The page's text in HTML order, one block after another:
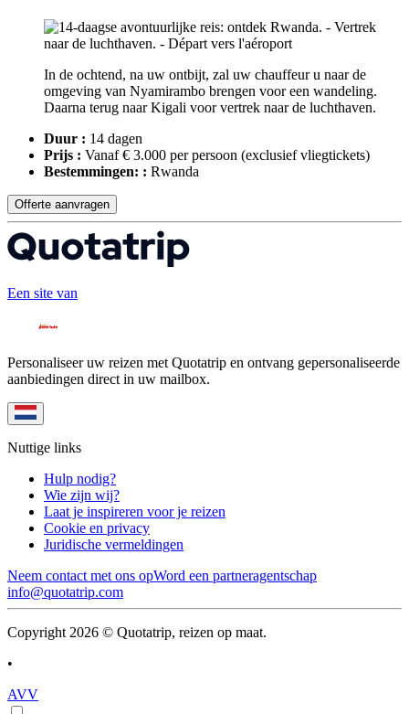
In de ochtend, na uw ontbijt, zal uw chauffeur u naar de
omgeving van Nyamirambo brengen voor een wandeling.
Daarna terug naar Kigali voor vertrek naar de luchthaven.
Duur : 14 dagen
Prijs : Vanaf € 3.000 per persoon (exclusief vliegtickets)
Bestemmingen: : Rwanda
Offerte aanvragen
Een site van
Personaliseer uw reizen met Quotatrip en ontvang gepersonaliseerde
aanbiedingen direct in uw mailbox.
Nuttige links
Hulp nodig?
Wie zijn wij?
Laat je inspireren voor je reizen
Cookie en privacy
Juridische vermeldingen
Neem contact met ons opWord een partneragentschap
info@quotatrip.com
Copyright 2026 © Quotatrip, reizen op maat.
•
AVV